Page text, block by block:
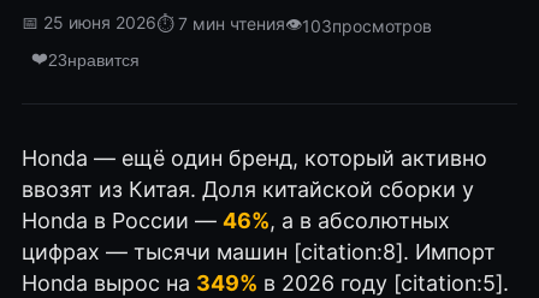
📅 25 июня 2026⏱️ 7 мин чтения👁️103просмотров
❤️23нравится
Honda — ещё один бренд, который активно
ввозят из Китая. Доля китайской сборки у
Honda в России — 46%, а в абсолютных
цифрах — тысячи машин [citation:8]. Импорт
Honda вырос на 349% в 2026 году [citation:5].